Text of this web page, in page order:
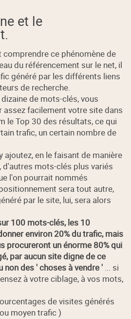
et le
comprendre ce phénomène de
du référencement sur le net, il
généré par les différents liens
de recherche.
de mots-clés, vous
assez facilement votre site dans
le Top 30 des résultats, ce qui
trafic, un certain nombre de
ajoutez, en le faisant de manière
d'autres mots-clés plus variés
l'on pourrait nommés
sera tout autre,
par le site, lui, sera alors
100 mots-clés, les 10
environ 20% du trafic, mais
procureront un énorme 80% qui
par aucun site digne de ce
non des ' choses à vendre ' ... si
à votre ciblage, à vos mots,
de visites générés
moyen trafic )